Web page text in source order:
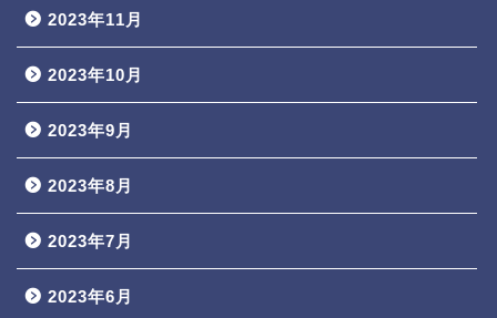
2023年11月
2023年10月
2023年9月
2023年8月
2023年7月
2023年6月